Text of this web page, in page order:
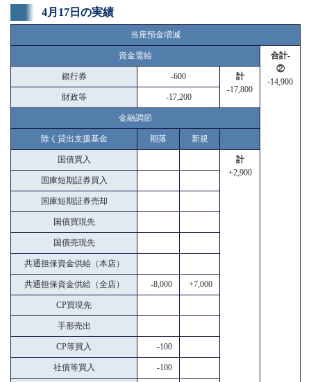
4月17日の実績
当座預金増減
資金需給
合計-
②
-14,900
銀行券 -600
計
-17,800
財政等 -17,200
金融調節
除く貸出支援基金 期落 新規
国債買入
計
+2,900
国庫短期証券買入
国庫短期証券売却
国債買現先
国債売現先
共通担保資金供給（本店）
共通担保資金供給（全店） -8,000 +7,000
CP買現先
手形売出
CP等買入 -100
社債等買入 -100